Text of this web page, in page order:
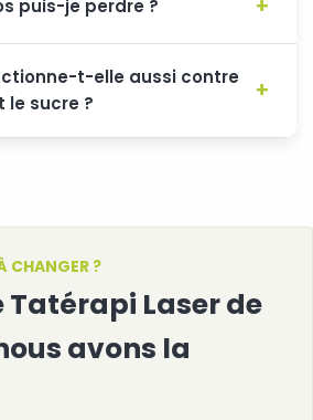
puis-je perdre ?
t-elle aussi contre
le sucre ?
CHANGER ?
Tatérapi Laser de
avons la